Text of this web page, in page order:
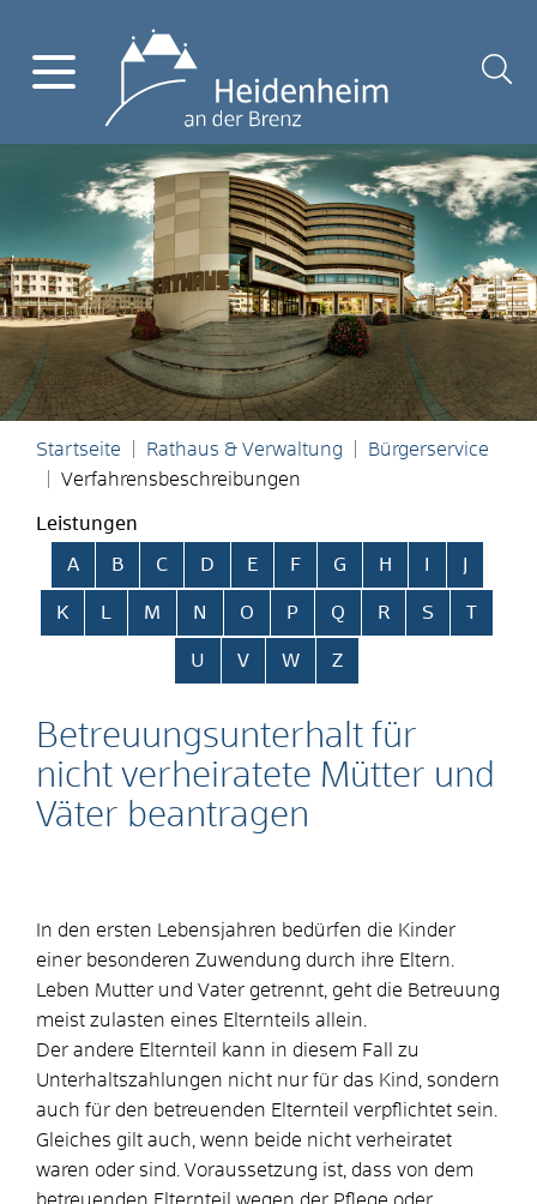
Startseite Rathaus & Verwaltung
Bürgerservice
Verfahrensbeschreibungen
Leistungen
Alphabetisches Register überspringen
A B C D E F G H
K L M N O P Q R S T
U V W Z
Betreuungsunterhalt für
nicht verheiratete Mütter und
Väter beantragen
In den ersten Lebensjahren bedürfen die Kinder
einer besonderen Zuwendung durch ihre Eltern.
Leben Mutter und Vater getrennt, geht die Betreuung
meist zulasten eines Elternteils allein.
Der andere Elternteil kann in diesem Fall zu
Unterhaltszahlungen nicht nur für das Kind, sondern
auch für den betreuenden Elternteil verpflichtet sein.
Gleiches gilt auch, wenn beide nicht verheiratet
waren oder sind. Voraussetzung ist, dass von dem
betreuenden Elternteil wegen der Pflege oder